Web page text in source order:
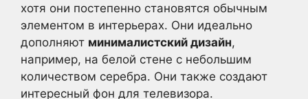
хотя они постепенно становятся обычным
элементом в интерьерах. Они идеально
дополняют минималистский дизайн,
например, на белой стене с небольшим
количеством серебра. Они также создают
интересный фон для телевизора.